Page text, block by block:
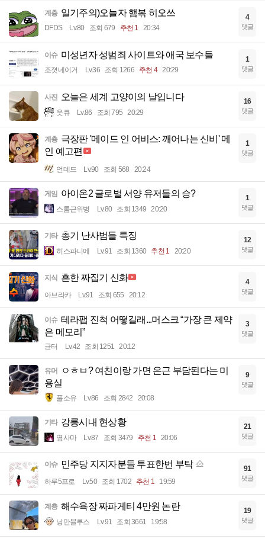
계층 일기주의)오늘자 햄볶 히오쓰
DFDS Lv.80 조회 679 추천 1 20:34
4
댓글
이슈 미성년자 성범죄 사이트와 애국 보수들
조졋네이거 Lv.36 조회 1266 추천 4 20:29
1
댓글
사진 오늘은 세계 고양이의 날입니다
읏큐 Lv.86 조회 795 20:29
16
댓글
계층 극장판 '메이드 인 어비스: 깨어나는 신비' 메
인 예고편
언데드 Lv.90 조회 568 20:24
1
댓글
게임 아이온2 글로벌 서양 유저들의 승?
스톰근위병 Lv.80 조회 1349 20:20
1
댓글
기타 총기 난사범들 특징
히스파니에 Lv.91 조회 1360 추천 1 20:20
12
댓글
지식 흔한 짜집기 신화
아브라카 Lv.91 조회 655 20:12
4
댓글
이슈 테라팹 진척 어떻길래...머스크 “가장 큰 제약
은 메모리”
균터 Lv.42 조회 1251 20:12
3
댓글
유머
ㅇㅎㅂ? 여친이랑 가면 은근 부담된다는 미
용실
풀소유 Lv.86 조회 2842 20:08
9
댓글
기타 강릉시내 현상황
옆사마 Lv.87 조회 3479 추천 1 20:06
21
댓글
이슈 민주당 지지자분들 투표한번 부탁
하루5프로 Lv.50 조회 1702 추천 1 19:59
91
댓글
계층 해수욕장 짜파게티 4만원 논란
낭만블루스 Lv.91 조회 3661 19:58
19
댓글